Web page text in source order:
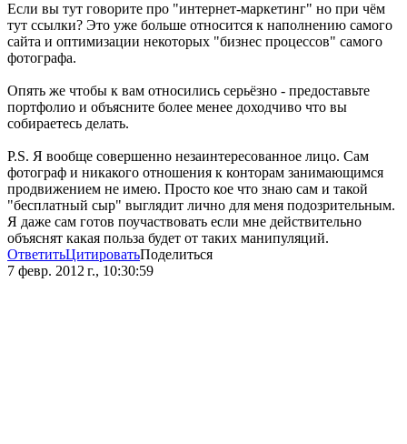
Если вы тут говорите про "интернет-маркетинг" но при чём
тут ссылки? Это уже больше относится к наполнению самого
сайта и оптимизации некоторых "бизнес процессов" самого
фотографа.
Опять же чтобы к вам относились серьёзно - предоставьте
портфолио и объясните более менее доходчиво что вы
собираетесь делать.
P.S. Я вообще совершенно незаинтересованное лицо. Сам
фотограф и никакого отношения к конторам занимающимся
продвижением не имею. Просто кое что знаю сам и такой
"бесплатный сыр" выглядит лично для меня подозрительным.
Я даже сам готов поучаствовать если мне действительно
объяснят какая польза будет от таких манипуляций.
ОтветитьЦитироватьПоделиться
7 февр. 2012 г., 10:30:59